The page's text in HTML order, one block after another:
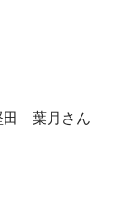
葉月さん